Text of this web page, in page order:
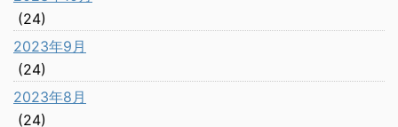
(24)
2023年9月
(24)
2023年8月
(24)